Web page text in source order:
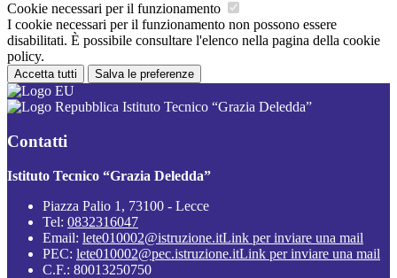
Cookie necessari per il funzionamento
I cookie necessari per il funzionamento non possono essere
disabilitati. È possibile consultare l'elenco nella pagina della cookie
policy.
Accetta tutti Salva le preferenze
Istituto Tecnico “Grazia Deledda”
Contatti
Istituto Tecnico “Grazia Deledda”
Piazza Palio 1, 73100 - Lecce
Tel: 0832316047
Email: lete010002@istruzione.itLink per inviare una mail
PEC: lete010002@pec.istruzione.itLink per inviare una mail
C.F.: 80013250750